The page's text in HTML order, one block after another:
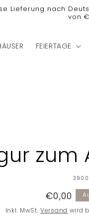
Lieferung nach
von
FEIERTAGE
zum
SKU:
Preis
€0,00
Inkl. MwSt.Versand wird